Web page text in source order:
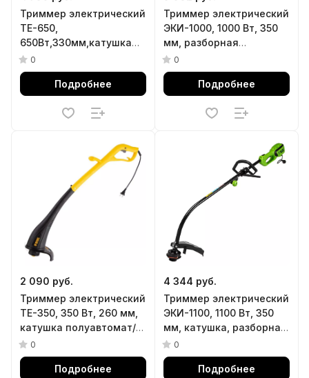
Триммер электрический
TE-650,
650Вт,330мм,катушка
автомат,телескоп.штанга,регул.
углы накл.// Denzel
0
Подробнее
Триммер электрический
ЭКИ-1000, 1000 Вт, 350
мм, разборная
штанга,катушка
полуавтомат// Сибртех
0
Подробнее
2 090 руб.
Триммер электрический
TE-350, 350 Вт, 260 мм,
катушка полуавтомат//
Denzel
0
Подробнее
4 344 руб.
Триммер электрический
ЭКИ-1100, 1100 Вт, 350
мм, катушка, разборная
штанга Сибртех
0
Подробнее